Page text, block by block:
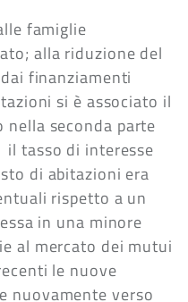
famiglie
alla riduzione del
finanziamenti
si è associato il
nella seconda parte
il tasso di interesse
di abitazioni era
rispetto a un
in una minore
al mercato dei mutui
le nuove
nuovamente verso